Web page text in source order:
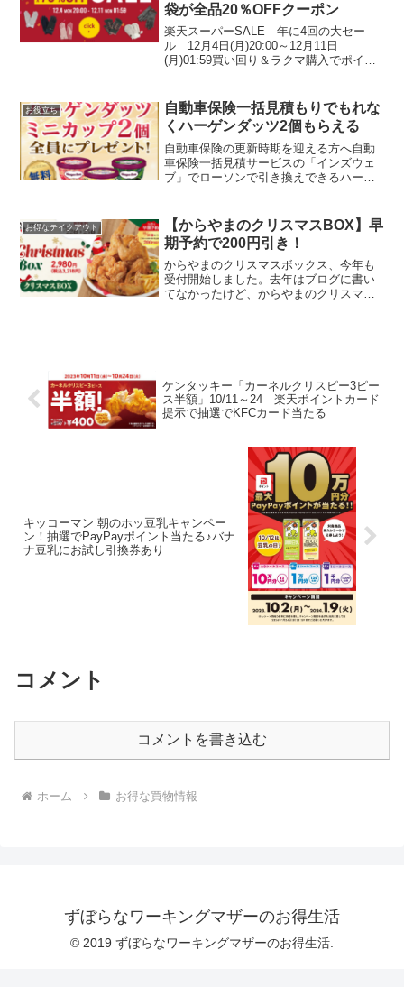
袋が全品20％OFFクーポン
楽天スーパーSALE 年に4回の大セー
ル 12月4日(月)20:00～12月11日
(月)01:59買い回り＆ラクマ購入でポイン
ポイント4倍獲得上限ポイント：1,00...
お役立ち
自動車保険一括見積もりでもれな
くハーゲンダッツ2個もらえる
自動車保険の更新時期を迎える方へ自動
車保険一括見積サービスの「インズウェ
ブ」でローソンで引き換えできるハーゲ
もりが、一度に取り寄せられます。*ハー
ゲンダッツ2個プレ...
お得なテイクアウト
【からやまのクリスマスBOX】早
期予約で200円引き！
からやまのクリスマスボックス、今年も
受付開始しました。去年はブログに書い
てなかったけど、からやまのクリスマス
ケンタッキー「カーネルクリスピー3ピー
ス半額」10/11～24 楽天ポイントカード
提示で抽選でKFCカード当たる
キッコーマン 朝のホッ豆乳キャンペー
ン！抽選でPayPayポイント当たる♪バナ
ナ豆乳にお試し引換券あり
コメント
コメントを書き込む
ホーム お得な買物情報
ずぼらなワーキングマザーのお得生活
© 2019 ずぼらなワーキングマザーのお得生活.